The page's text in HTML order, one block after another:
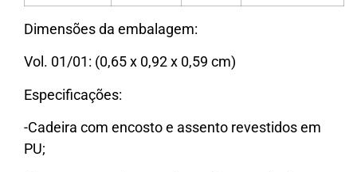
Dimensões da embalagem:
Vol. 01/01: (0,65 x 0,92 x 0,59 cm)
Especificações:
-Cadeira com encosto e assento revestidos em
PU;